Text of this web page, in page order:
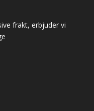
frakt, erbjuder vi